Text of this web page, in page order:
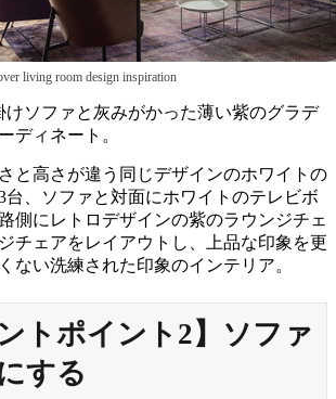
living room design inspiration
けソファと灰みがかった薄い紫のグラデ
ディネート。
と高さが違う同じデザインのホワイトの
台、ソファと対面にホワイトのテレビボ
側にレトロデザインの紫のラウンジチェ
チェアをレイアウトし、上品な印象を更
ない洗練された印象のインテリア。
トポイント2】ソファ
する